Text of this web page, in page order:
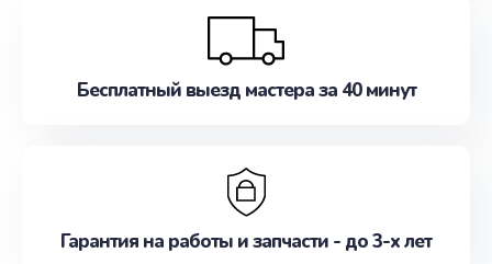
Бесплатный выезд мастера за 40 минут
Гарантия на работы и запчасти - до 3-х лет